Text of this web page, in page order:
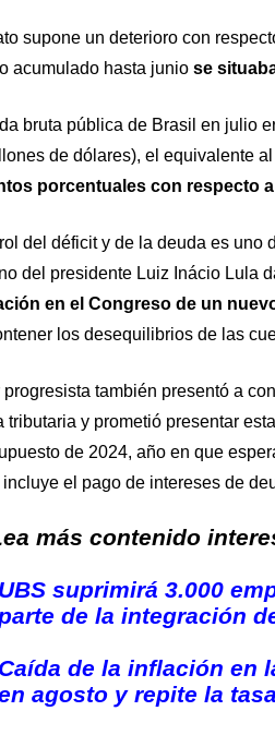
supone un deterioro con
acumulado hasta junio se
bruta pública de Brasil en julio
de dólares), el equivalente
porcentuales con respecto
del déficit y de la deuda es uno
del presidente Luiz Inácio Lula
en el Congreso de un
los desequilibrios de las
progresista también presentó a
tributaria y prometió presentar
de 2024, año en que
el pago de intereses de
más contenido
UBS suprimirá 3.000
de la integración
Caída de la inflación en
agosto y repite la